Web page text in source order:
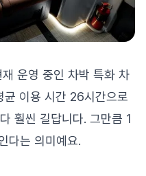
운영 중인 차박 특화 차
이용 시간 26시간으로
훨씬 길답니다. 그만큼 1
다는 의미예요.